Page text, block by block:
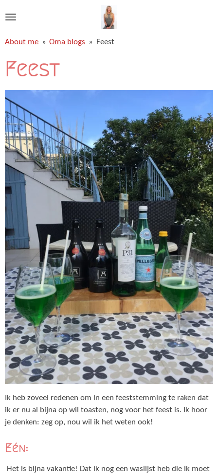
direct
de
hoofdinhoud
About me » Oma blogs » Feest
Feest
Ik heb zoveel redenen om in een feeststemming te raken dat
ik er nu al bijna op wil toasten, nog voor het feest is. Ik hoor
je denken: zeg op, nou wil ik het weten ook!
Eén:
Het is bijna vakantie! Dat ik nog een waslijst heb die ik moet